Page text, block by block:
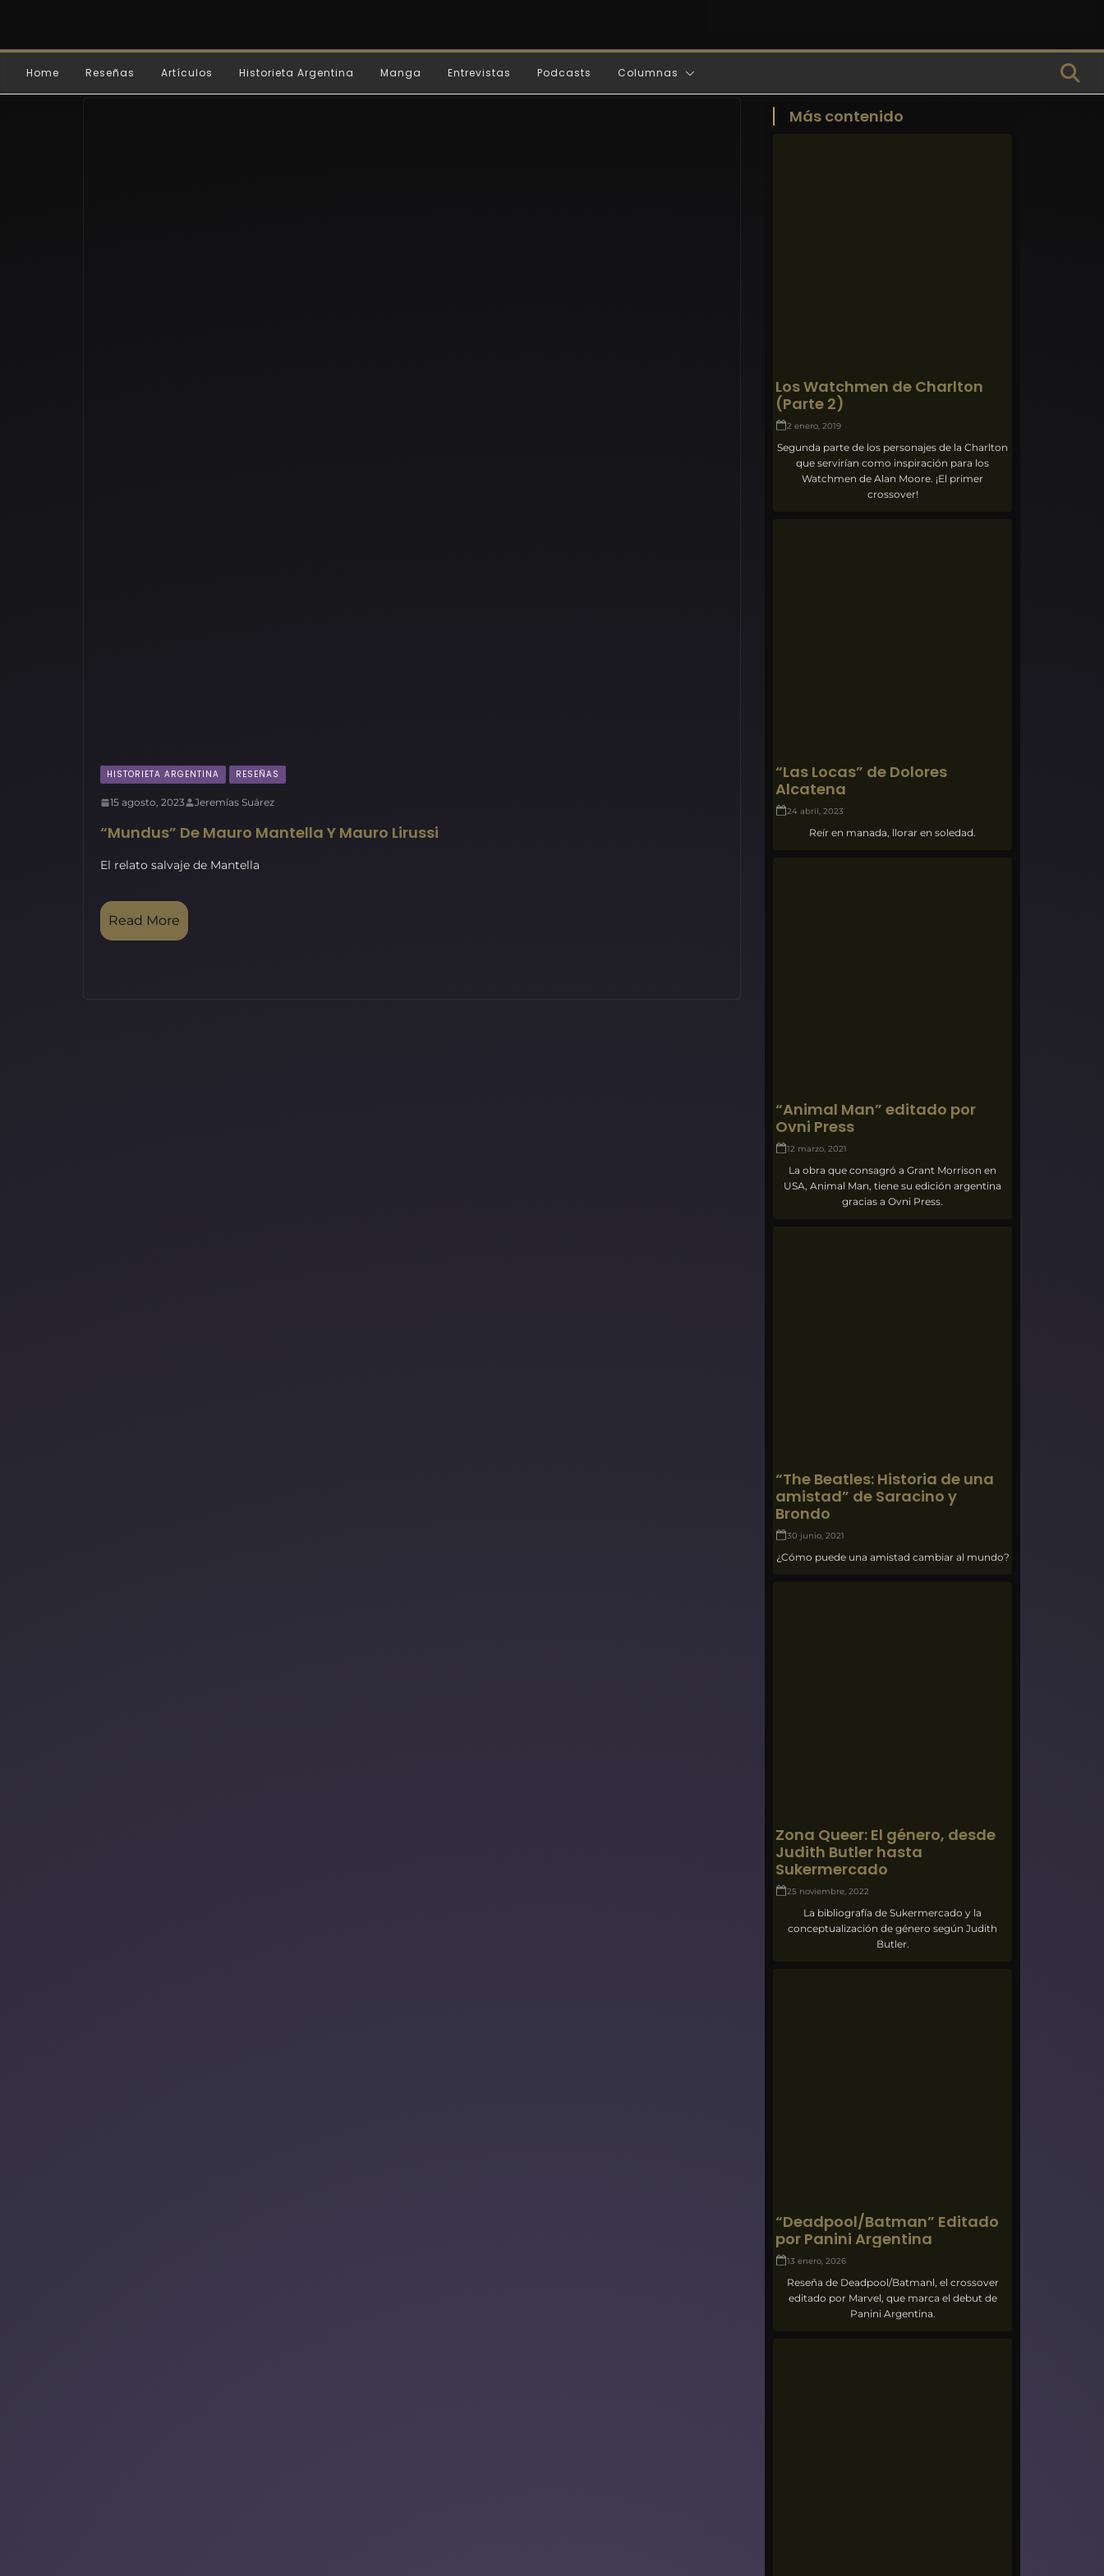
Home Reseñas Artículos Historieta Argentina Manga Entrevistas Podcasts Columnas
HISTORIETA ARGENTINA RESEÑAS
15 agosto, 2023 Jeremías Suárez
“Mundus” De Mauro Mantella Y Mauro Lirussi
El relato salvaje de Mantella
Read More
Más contenido
Los Watchmen de Charlton
(Parte 2)
2 enero, 2019
Segunda parte de los personajes de la Charlton
que servirían como inspiración para los
Watchmen de Alan Moore. ¡El primer
crossover!
“Las Locas” de Dolores
Alcatena
24 abril, 2023
Reír en manada, llorar en soledad.
“Animal Man” editado por
Ovni Press
12 marzo, 2021
La obra que consagró a Grant Morrison en
USA, Animal Man, tiene su edición argentina
gracias a Ovni Press.
“The Beatles: Historia de una
amistad” de Saracino y
Brondo
30 junio, 2021
¿Cómo puede una amistad cambiar al mundo?
Zona Queer: El género, desde
Judith Butler hasta
Sukermercado
25 noviembre, 2022
La bibliografía de Sukermercado y la
conceptualización de género según Judith
Butler.
“Deadpool/Batman” Editado
por Panini Argentina
13 enero, 2026
Reseña de Deadpool/Batmanl, el crossover
editado por Marvel, que marca el debut de
Panini Argentina.